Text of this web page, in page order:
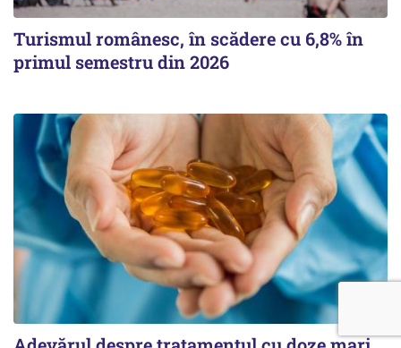
Turismul românesc, în scădere cu 6,8% în
primul semestru din 2026